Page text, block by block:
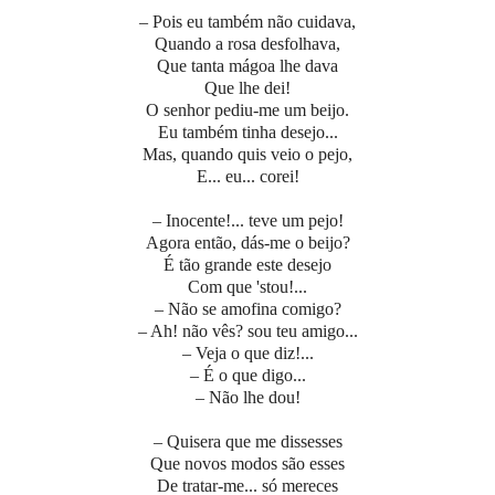
– Pois eu também não cuidava,
Quando a rosa desfolhava,
Que tanta mágoa lhe dava
Que lhe dei!
O senhor pediu-me um beijo.
Eu também tinha desejo...
Mas, quando quis veio o pejo,
E... eu... corei!
– Inocente!... teve um pejo!
Agora então, dás-me o beijo?
É tão grande este desejo
Com que 'stou!...
– Não se amofina comigo?
– Ah! não vês? sou teu amigo...
– Veja o que diz!...
– É o que digo...
– Não lhe dou!
– Quisera que me dissesses
Que novos modos são esses
De tratar-me... só mereces